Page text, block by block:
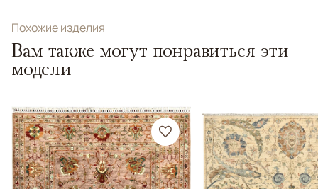
Похожие изделия
Вам также могут понравиться эти
модели